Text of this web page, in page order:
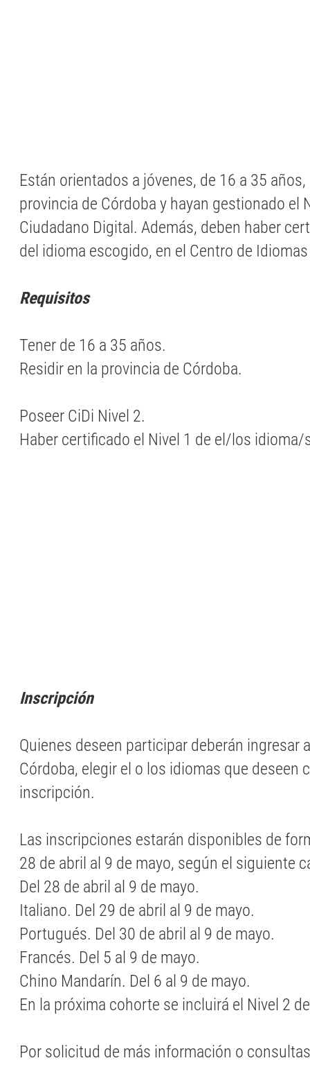
Están orientados a jóvenes, de 16 a 35
provincia de Córdoba y hayan gestionado el
Ciudadano Digital. Además, deben haber
del idioma escogido, en el Centro de
Requisitos
Tener de 16 a 35 años.
Residir en la provincia de Córdoba.
Poseer CiDi Nivel 2.
Haber certificado el Nivel 1 de el/los
Inscripción
Quienes deseen participar deberán ingresar
Córdoba, elegir el o los idiomas que deseen
inscripción.
Las inscripciones estarán disponibles de
28 de abril al 9 de mayo, según el siguiente
Del 28 de abril al 9 de mayo.
Italiano. Del 29 de abril al 9 de mayo.
Portugués. Del 30 de abril al 9 de mayo.
Francés. Del 5 al 9 de mayo.
Chino Mandarín. Del 6 al 9 de mayo.
En la próxima cohorte se incluirá el Nivel 2
Por solicitud de más información o